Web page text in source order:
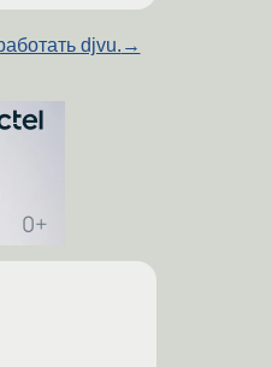
djvu. →